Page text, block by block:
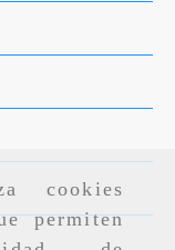
cookies
permiten